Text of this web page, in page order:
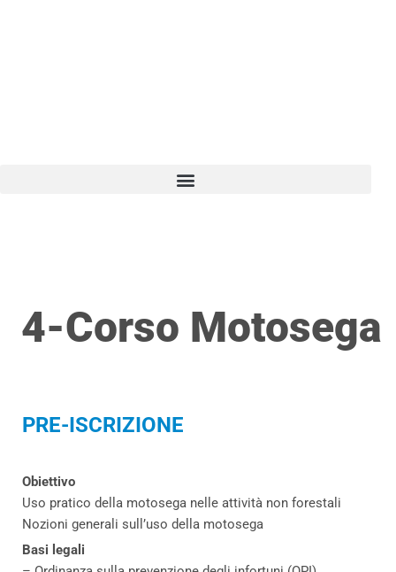
4-Corso Motosega
PRE-ISCRIZIONE
Obiettivo
Uso pratico della motosega nelle attività non forestali
Nozioni generali sull’uso della motosega
Basi legali